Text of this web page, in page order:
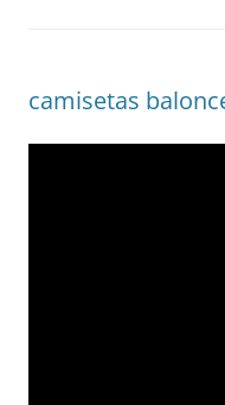
camisetas